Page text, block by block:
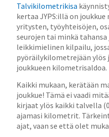
Talvikilometrikisa
kertaa JYPS:illä on
yritysten, työyhteisöjen,
seurojen tai minkä
leikkimielinen kilpailu,
pyöräilykilometrejään
joukkueen kilometrisaldoa.
Kaikki mukaan, kerätään
joukkue! Tämä ei vaadi
kirjaat ylös kaikki talvella
ajamasi kilometrit.
ajat, vaan se että olet